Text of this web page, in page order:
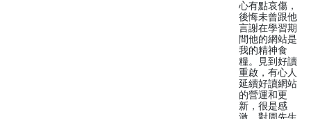
心有點哀傷，
後悔未曾跟他
言謝在學習期
間他的網站是
我的精神食
糧。見到好讀
重啟，有心人
延續好讀網站
的營運和更
新，很是感